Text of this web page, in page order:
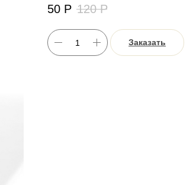
50 Р 120 Р
Заказать